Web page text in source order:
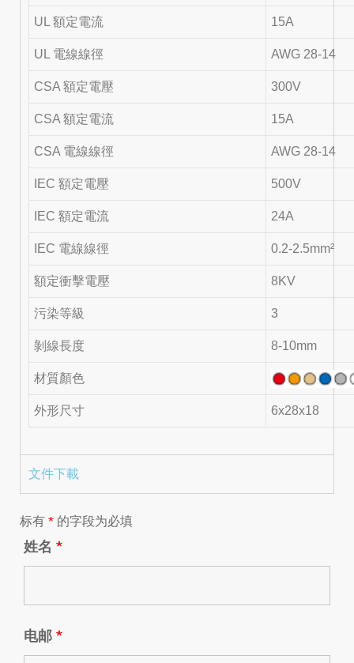
UL 額定電流 15A
UL 電線線徑 AWG 28-14
CSA 額定電壓 300V
CSA 額定電流 15A
CSA 電線線徑 AWG 28-14
IEC 額定電壓 500V
IEC 額定電流 24A
IEC 電線線徑 0.2-2.5mm²
額定衝擊電壓 8KV
污染等級 3
剝線長度 8-10mm
材質顏色
外形尺寸 6x28x18
文件下載
标有 * 的字段为必填
姓名 *
电邮 *